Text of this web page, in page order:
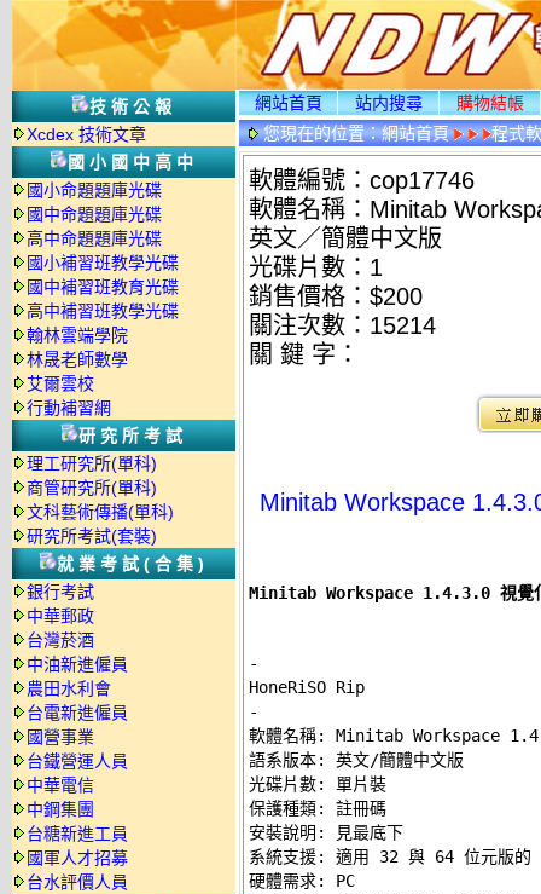
技術公報
Xcdex 技術文章
國小國中高中
國小命題題庫光碟
國中命題題庫光碟
高中命題題庫光碟
國小補習班教學光碟
國中補習班教育光碟
高中補習班教學光碟
翰林雲端學院
林晟老師數學
艾爾雲校
行動補習網
研究所考試
理工研究所(單科)
商管研究所(單科)
文科藝術傳播(單科)
研究所考試(套裝)
就業考試(合集)
銀行考試
中華郵政
台灣菸酒
中油新進僱員
農田水利會
台電新進僱員
國營事業
台鐵營運人員
中華電信
中鋼集團
台糖新進工員
國軍人才招募
台水評價人員
網站首頁 站内搜尋
購物結帳
您現在的位置：網站首頁 程式
軟體編號：cop17746
軟體名稱：Minitab
英文／簡體中文版
光碟片數：1
銷售價格：$200
關注次數： 15214
關 鍵 字：
Minitab Workspace
Minitab Workspace 1.4.3.0 視覺
-
-
軟體名稱: Minitab Workspace
語系版本: 英文/簡體中文版
光碟片數: 單片裝
保護種類: 註冊碼
安裝說明:
見最底下
系統支援: 適用 32 與 64 位元版
硬體需求: PC